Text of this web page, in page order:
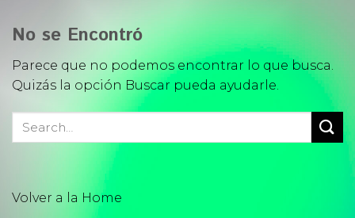
toNo se Encontró
Parece que no podemos encontrar lo que busca.
Quizás la opción Buscar pueda ayudarle.
Volver a la Home